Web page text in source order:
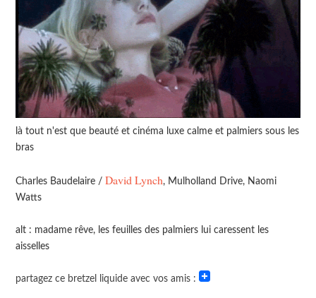
là tout n'est que beauté et cinéma luxe calme et palmiers sous les
bras
Charles Baudelaire / David Lynch, Mulholland Drive, Naomi
Watts
alt : madame rêve, les feuilles des palmiers lui caressent les
aisselles
partagez ce bretzel liquide avec vos amis :